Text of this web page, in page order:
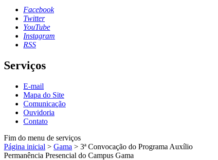
Facebook
Twitter
YouTube
Instagram
RSS
Serviços
E-mail
Mapa do Site
Comunicação
Ouvidoria
Contato
Fim do menu de serviços
Página inicial > Gama > 3ª Convocação do Programa Auxílio
Permanência Presencial do Campus Gama